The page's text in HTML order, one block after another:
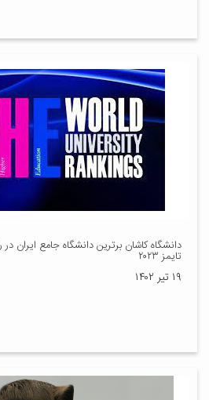
دانشگاه کاشان برترین دانشگاه جامع ایران
تایمز ۲۰۲۳
۱۹ تیر ۱۴۰۲